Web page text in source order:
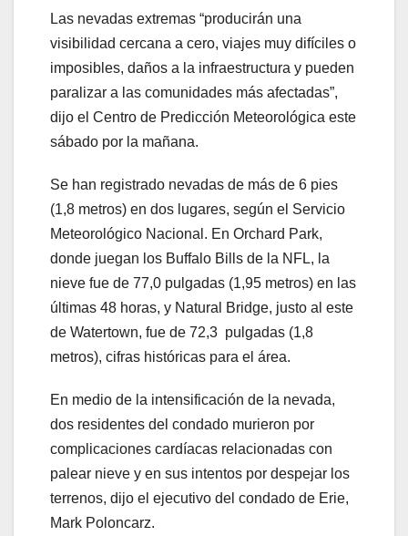
Las nevadas extremas “producirán una
visibilidad cercana a cero, viajes muy difíciles o
imposibles, daños a la infraestructura y pueden
paralizar a las comunidades más afectadas”,
dijo el Centro de Predicción Meteorológica este
sábado por la mañana.
Se han registrado nevadas de más de 6 pies
(1,8 metros) en dos lugares, según el Servicio
Meteorológico Nacional. En Orchard Park,
donde juegan los Buffalo Bills de la NFL, la
nieve fue de 77,0 pulgadas (1,95 metros) en las
últimas 48 horas, y Natural Bridge, justo al este
de Watertown, fue de 72,3 pulgadas (1,8
metros), cifras históricas para el área.
En medio de la intensificación de la nevada,
dos residentes del condado murieron por
complicaciones cardíacas relacionadas con
palear nieve y en sus intentos por despejar los
terrenos, dijo el ejecutivo del condado de Erie,
Mark Poloncarz.